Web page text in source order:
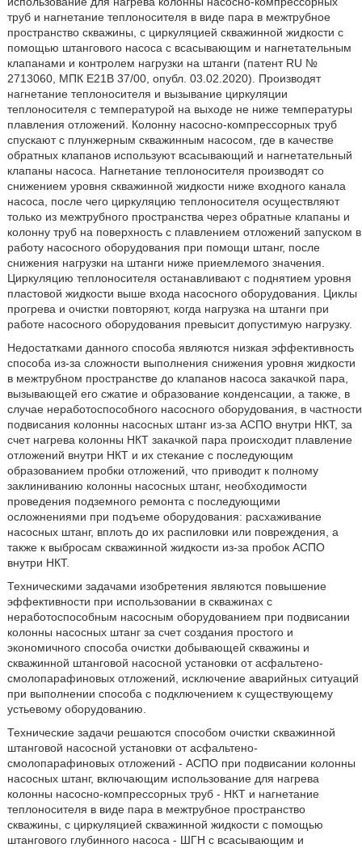
труб и нагнетание теплоносителя в виде пара в межтрубное
пространство скважины, с циркуляцией скважинной жидкости с
помощью штангового насоса с всасывающим и нагнетательным
клапанами и контролем нагрузки на штанги (патент RU №
2713060, МПК Е21В 37/00, опубл. 03.02.2020). Производят
нагнетание теплоносителя и вызывание циркуляции
теплоносителя с температурой на выходе не ниже температуры
плавления отложений. Колонну насосно-компрессорных труб
спускают с плунжерным скважинным насосом, где в качестве
обратных клапанов используют всасывающий и нагнетательный
клапаны насоса. Нагнетание теплоносителя производят со
снижением уровня скважинной жидкости ниже входного канала
насоса, после чего циркуляцию теплоносителя осуществляют
только из межтрубного пространства через обратные клапаны и
колонну труб на поверхность с плавлением отложений запуском в
работу насосного оборудования при помощи штанг, после
снижения нагрузки на штанги ниже приемлемого значения.
Циркуляцию теплоносителя останавливают с поднятием уровня
пластовой жидкости выше входа насосного оборудования. Циклы
прогрева и очистки повторяют, когда нагрузка на штанги при
работе насосного оборудования превысит допустимую нагрузку.
Недостатками данного способа являются низкая эффективность
способа из-за сложности выполнения снижения уровня жидкости
в межтрубном пространстве до клапанов насоса закачкой пара,
вызывающей его сжатие и образование конденсации, а также, в
случае неработоспособного насосного оборудования, в частности
подвисания колонны насосных штанг из-за АСПО внутри НКТ, за
счет нагрева колонны НКТ закачкой пара происходит плавление
отложений внутри НКТ и их стекание с последующим
образованием пробки отложений, что приводит к полному
заклиниванию колонны насосных штанг, необходимости
проведения подземного ремонта с последующими
осложнениями при подъеме оборудования: расхаживание
насосных штанг, вплоть до их распиловки или повреждения, а
также к выбросам скважинной жидкости из-за пробок АСПО
внутри НКТ.
Техническими задачами изобретения являются повышение
эффективности при использовании в скважинах с
неработоспособным насосным оборудованием при подвисании
колонны насосных штанг за счет создания простого и
экономичного способа очистки добывающей скважины и
скважинной штанговой насосной установки от асфальтено-
смолопарафиновых отложений, исключение аварийных ситуаций
при выполнении способа с подключением к существующему
устьевому оборудованию.
Технические задачи решаются способом очистки скважинной
штанговой насосной установки от асфальтено-
смолопарафиновых отложений - АСПО при подвисании колонны
насосных штанг, включающим использование для нагрева
колонны насосно-компрессорных труб - НКТ и нагнетание
теплоносителя в виде пара в межтрубное пространство
скважины, с циркуляцией скважинной жидкости с помощью
штангового глубинного насоса - ШГН с всасывающим и